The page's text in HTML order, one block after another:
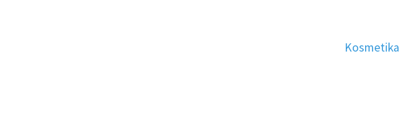
Kosmetika